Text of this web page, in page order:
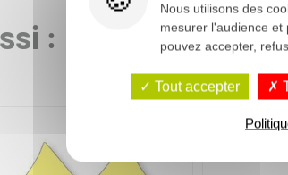
:
NEW
Nous utilisons des
mesurer l'audience et
pouvez accepter,
Tout accepter